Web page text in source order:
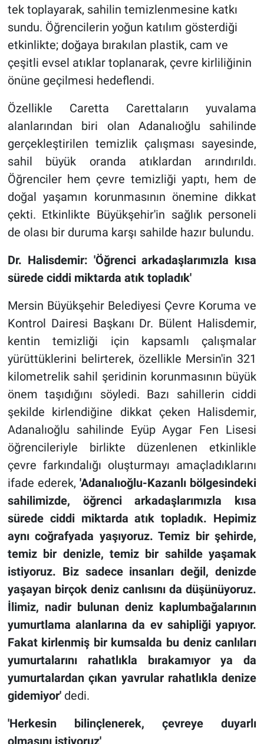
tek toplayarak, sahilin temizlenmesine katkı
sundu. Öğrencilerin yoğun katılım gösterdiği
etkinlikte; doğaya bırakılan plastik, cam ve
çeşitli evsel atıklar toplanarak, çevre kirliliğinin
önüne geçilmesi hedeflendi.
Özellikle Caretta Carettaların yuvalama
alanlarından biri olan Adanalıoğlu sahilinde
gerçekleştirilen temizlik çalışması sayesinde,
sahil büyük oranda atıklardan arındırıldı.
Öğrenciler hem çevre temizliği yaptı, hem de
doğal yaşamın korunmasının önemine dikkat
çekti. Etkinlikte Büyükşehir'in sağlık personeli
de olası bir duruma karşı sahilde hazır bulundu.
Dr. Halisdemir: 'Öğrenci arkadaşlarımızla kısa
sürede ciddi miktarda atık topladık'
Mersin Büyükşehir Belediyesi Çevre Koruma ve
Kontrol Dairesi Başkanı Dr. Bülent Halisdemir,
kentin temizliği için kapsamlı çalışmalar
yürüttüklerini belirterek, özellikle Mersin'in 321
kilometrelik sahil şeridinin korunmasının büyük
önem taşıdığını söyledi. Bazı sahillerin ciddi
şekilde kirlendiğine dikkat çeken Halisdemir,
Adanalıoğlu sahilinde Eyüp Aygar Fen Lisesi
öğrencileriyle birlikte düzenlenen etkinlikle
çevre farkındalığı oluşturmayı amaçladıklarını
ifade ederek,'Adanalıoğlu-Kazanlı bölgesindeki
sahilimizde, öğrenci arkadaşlarımızla kısa
sürede ciddi miktardaatık topladık. Hepimiz
aynı coğrafyada yaşıyoruz. Temiz bir şehirde,
temiz bir denizle, temiz bir sahilde yaşamak
istiyoruz. Biz sadece insanları değil,denizde
yaşayan birçok deniz canlısını da düşünüyoruz.
İlimiz, nadir bulunan deniz kaplumbağalarının
yumurtlama alanlarına da ev sahipliği yapıyor.
Fakat kirlenmiş bir kumsalda bu deniz canlıları
yumurtalarını rahatlıkla bırakamıyor ya da
yumurtalardan çıkan yavrular rahatlıkla denize
gidemiyor' dedi.
'Herkesin bilinçlenerek, çevreye duyarlı